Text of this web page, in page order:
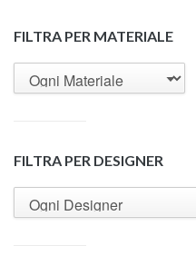
FILTRA PER MATERIALE
FILTRA PER DESIGNER